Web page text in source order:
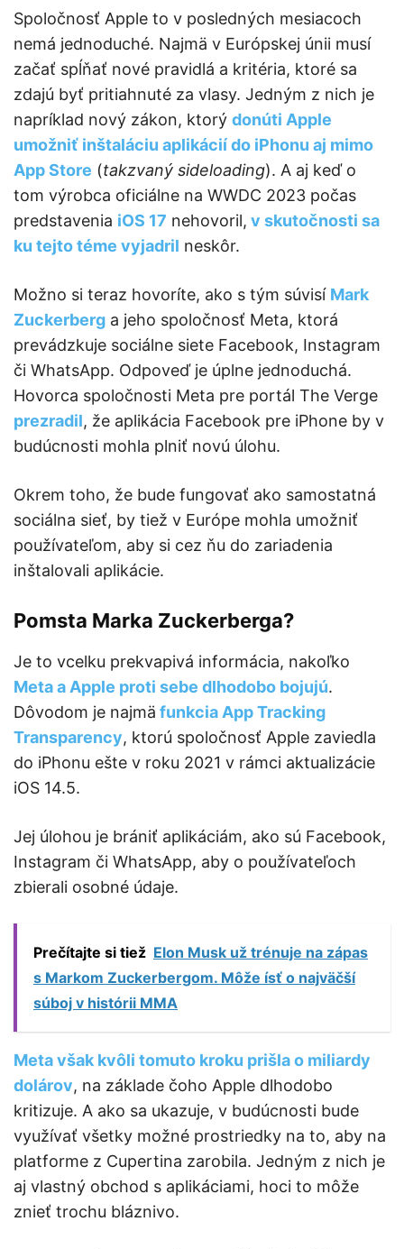
Spoločnosť Apple to v posledných mesiacoch
nemá jednoduché. Najmä v Európskej únii musí
začať spĺňať nové pravidlá a kritéria, ktoré sa
zdajú byť pritiahnuté za vlasy. Jedným z nich je
napríklad nový zákon, ktorý donúti Apple
umožniť inštaláciu aplikácií do iPhonu aj mimo
App Store (takzvaný sideloading). A aj keď o
tom výrobca oficiálne na WWDC 2023 počas
predstavenia iOS 17 nehovoril, v skutočnosti sa
ku tejto téme vyjadril neskôr.
Možno si teraz hovoríte, ako s tým súvisí Mark
Zuckerberg a jeho spoločnosť Meta, ktorá
prevádzkuje sociálne siete Facebook, Instagram
či WhatsApp. Odpoveď je úplne jednoduchá.
Hovorca spoločnosti Meta pre portál The Verge
prezradil, že aplikácia Facebook pre iPhone by v
budúcnosti mohla plniť novú úlohu.
Okrem toho, že bude fungovať ako samostatná
sociálna sieť, by tiež v Európe mohla umožniť
používateľom, aby si cez ňu do zariadenia
inštalovali aplikácie.
Pomsta Marka Zuckerberga?
Je to vcelku prekvapivá informácia, nakoľko
Meta a Apple proti sebe dlhodobo bojujú.
Dôvodom je najmä funkcia App Tracking
Transparency, ktorú spoločnosť Apple zaviedla
do iPhonu ešte v roku 2021 v rámci aktualizácie
iOS 14.5.
Jej úlohou je brániť aplikáciám, ako sú Facebook,
Instagram či WhatsApp, aby o používateľoch
zbierali osobné údaje.
Prečítajte si tiež Elon Musk už trénuje na zápas
s Markom Zuckerbergom. Môže ísť o najväčší
súboj v histórii MMA
Meta však kvôli tomuto kroku prišla o miliardy
dolárov, na základe čoho Apple dlhodobo
kritizuje. A ako sa ukazuje, v budúcnosti bude
využívať všetky možné prostriedky na to, aby na
platforme z Cupertina zarobila. Jedným z nich je
aj vlastný obchod s aplikáciami, hoci to môže
znieť trochu bláznivo.